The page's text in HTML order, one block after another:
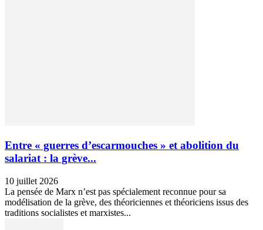
Entre « guerres d’escarmouches » et abolition du
salariat : la grève...
10 juillet 2026
La pensée de Marx n’est pas spécialement reconnue pour sa
modélisation de la grève, des théoriciennes et théoriciens issus des
traditions socialistes et marxistes...